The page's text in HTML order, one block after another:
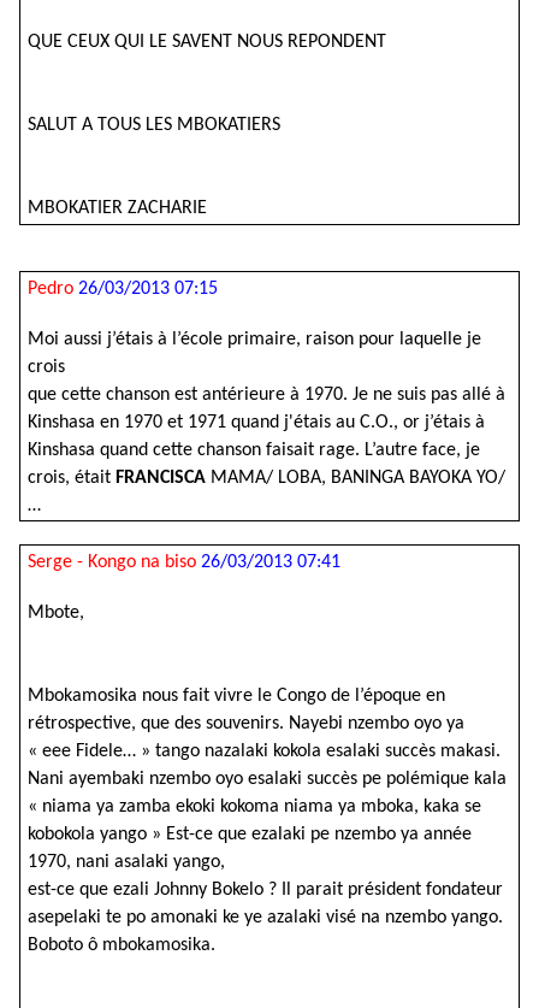
QUE CEUX QUI LE SAVENT NOUS REPONDENT
SALUT A TOUS LES MBOKATIERS
MBOKATIER ZACHARIE
Pedro 26/03/2013 07:15
Moi aussi j’étais à l’école primaire, raison pour laquelle je
crois
que cette chanson est antérieure à 1970. Je ne suis pas allé à
Kinshasa en 1970 et 1971 quand j'étais au C.O., or j’étais à
Kinshasa quand cette chanson faisait rage. L’autre face, je
crois, était FRANCISCA MAMA/ LOBA, BANINGA BAYOKA YO/
…
Serge - Kongo na biso 26/03/2013 07:41
Mbote,
Mbokamosika nous fait vivre le Congo de l’époque en
rétrospective, que des souvenirs. Nayebi nzembo oyo ya
« eee Fidele… » tango nazalaki kokola esalaki succès makasi.
Nani ayembaki nzembo oyo esalaki succès pe polémique kala
« niama ya zamba ekoki kokoma niama ya mboka, kaka se
kobokola yango » Est-ce que ezalaki pe nzembo ya année
1970, nani asalaki yango,
est-ce que ezali Johnny Bokelo ? Il parait président fondateur
asepelaki te po amonaki ke ye azalaki visé na nzembo yango.
Boboto ô mbokamosika.